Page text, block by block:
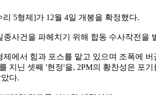
5형제]가 12월 4일 개봉을 확정했다.
사건을 파헤치기 위해 합동 수사작전을
에서 힘과 포스를 맡고 있으며 조폭에
지닌 셋째 '현정'을, 2PM의 황찬성은 포기
다.